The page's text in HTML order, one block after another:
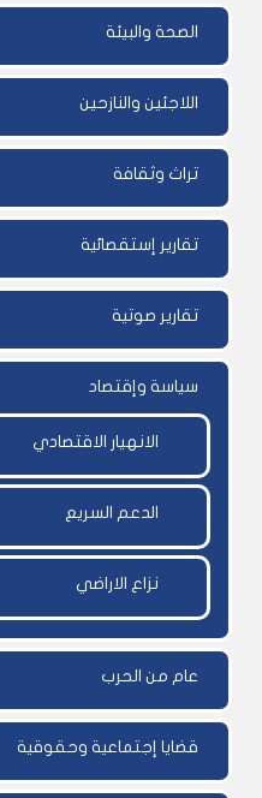
الصحة والبيئة
اللاجئين والنازحين
تراث وثقافة
تقارير إستقصائية
تقارير صوتية
سياسة وإقتصاد
الانهيار الاقتصادي
الدعم السريع
نزاع الاراضي
عام من الحرب
قضايا إجتماعية وحقوقية